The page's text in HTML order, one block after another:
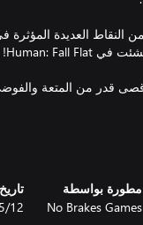
العديدة المؤثرة
قدر من المتعة
سبعة أصدقاء بجانبك
الورشة جميع
عالم، حتى لو كانت تلك
مطورة بواسطة
No Brakes Games
12‏/5‏/2017